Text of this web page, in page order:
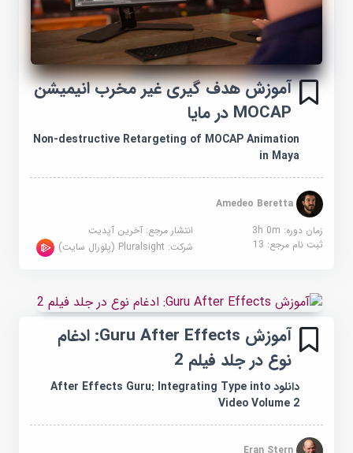
آموزش هدف گیری غیر مخرب انیمیشن
MOCAP در مایا
Non-destructive Retargeting of MOCAP Animation
in Maya
Amedeo Beretta
زمان دوره: 3h 0m
انتشار مرجع:آخرین آپدیت
ثبت نام مرجع:13 شرکت:Pluralsight (پلورال سایت)
آموزش Guru After Effects: ادغام
نوع در جلد فیلم 2
دانلود After Effects Guru: Integrating Type into
Video Volume 2